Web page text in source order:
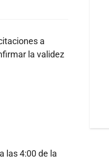
a
la validez
las 4:00 de la